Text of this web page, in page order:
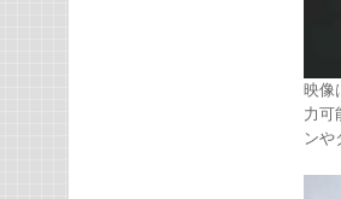
映像
力可
ンや